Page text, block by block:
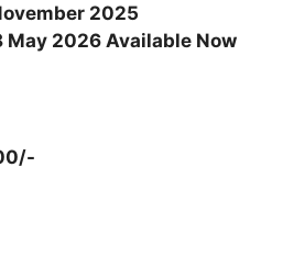
2025
May 2026 Available Now